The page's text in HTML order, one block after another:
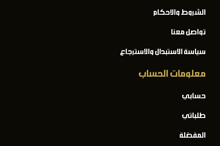
الشروط والاحكام
تواصل معنا
سياسة الاستبدال والاسترجاع
معلومات الحساب
حسابي
طلباتي
المفضلة